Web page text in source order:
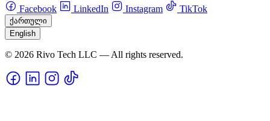
Facebook
LinkedIn Instagram TikTok
ქართული
English
© 2026 Rivo Tech LLC — All rights reserved.